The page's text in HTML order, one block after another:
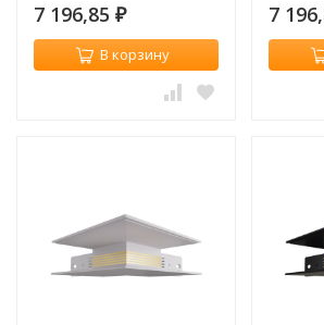
7 196,85 ₽
В корзину
7